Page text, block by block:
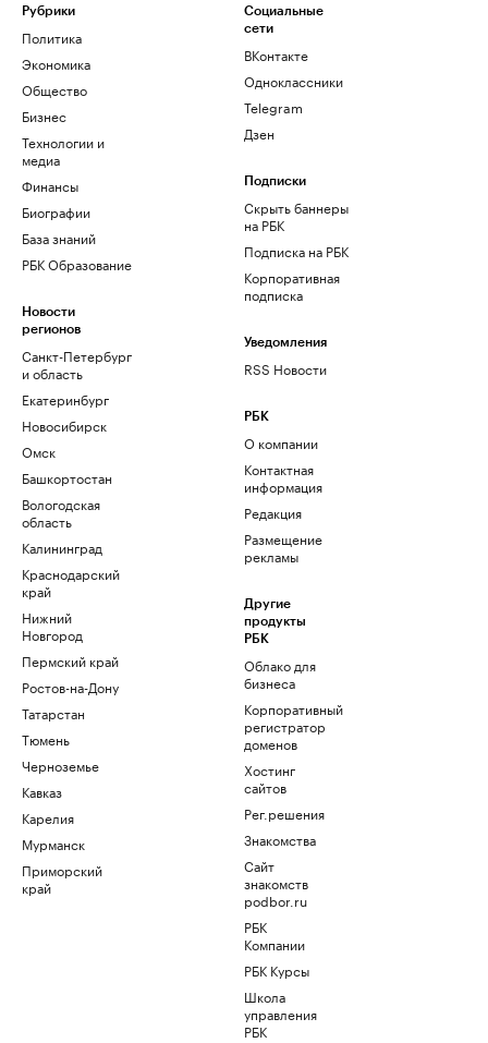
Рубрики
Политика
Экономика
Общество
Бизнес
Технологии и
медиа
Финансы
Биографии
База знаний
РБК Образование
Новости
регионов
Санкт-Петербург
и область
Екатеринбург
Новосибирск
Омск
Башкортостан
Вологодская
область
Калининград
Краснодарский
край
Нижний
Новгород
Пермский край
Ростов-на-Дону
Татарстан
Тюмень
Черноземье
Кавказ
Карелия
Мурманск
Приморский
край
Социальные
сети
ВКонтакте
Одноклассники
Telegram
Дзен
Подписки
Скрыть баннеры
на РБК
Подписка на РБК
Корпоративная
подписка
Уведомления
RSS Новости
РБК
О компании
Контактная
информация
Редакция
Размещение
рекламы
Другие
продукты
РБК
Облако для
бизнеса
Корпоративный
регистратор
доменов
Хостинг
сайтов
Рег.решения
Знакомства
Сайт
знакомств
podbor.ru
РБК
Компании
РБК Курсы
Школа
управления
РБК